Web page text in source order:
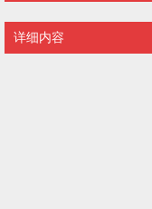
详细内容